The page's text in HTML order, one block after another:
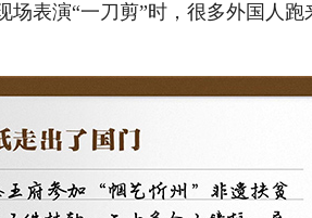
表演“一刀剪”时，很多外国人